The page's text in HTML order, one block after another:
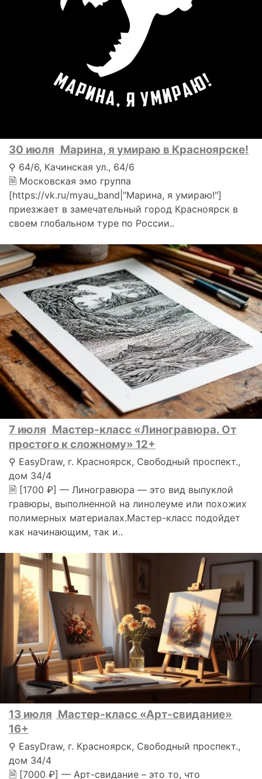
30 июля Марина, я умираю в Красноярске!
⚲ 64/6, Качинская ул., 64/6
🗎 Московская эмо группа
[https://vk.ru/myau_band|"Марина, я умираю!"]
приезжает в замечательный город Красноярск в
своем глобальном туре по России..
7 июля Мастер-класс «Линогравюра. От
простого к сложному» 12+
⚲ EasyDraw, г. Красноярск, Свободный проспект.,
дом 34/4
🗎 [1700 ₽] — Линогравюра — это вид выпуклой
гравюры, выполненной на линолеуме или похожих
полимерных материалах.Мастер-класс подойдет
как начинающим, так и..
13 июля Мастер-класс «Арт-свидание»
16+
⚲ EasyDraw, г. Красноярск, Свободный проспект.,
дом 34/4
🗎 [7000 ₽] — Арт-свидание – это то, что